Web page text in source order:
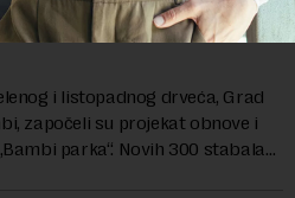
projekat obnove
i listopadnog drveća, Grad
započeli su projekat obnove i
parka“. Novih 300 stabala